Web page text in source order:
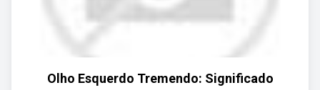
Olho Esquerdo Tremendo: Significado